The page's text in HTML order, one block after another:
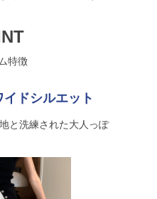
特徴
ドシルエット
と洗練された大人っぽ